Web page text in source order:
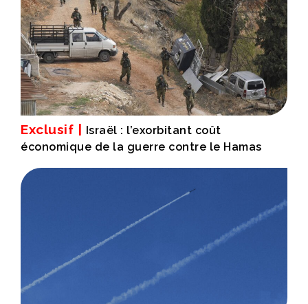
Exclusif |
Israël : l’exorbitant coût
économique de la guerre contre le Hamas